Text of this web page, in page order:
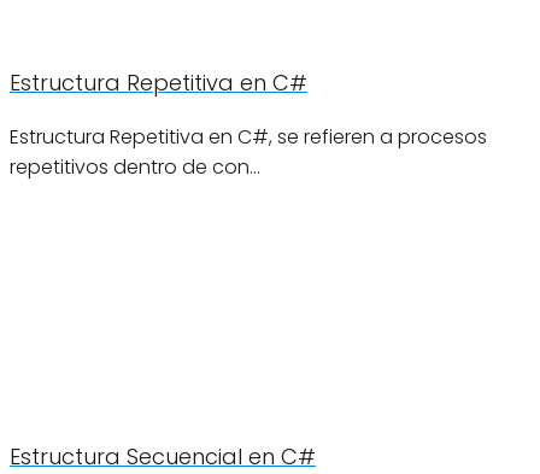
Estructura Repetitiva en C#
Estructura Repetitiva en C#, se refieren a procesos
repetitivos dentro de con…
Estructura Secuencial en C#